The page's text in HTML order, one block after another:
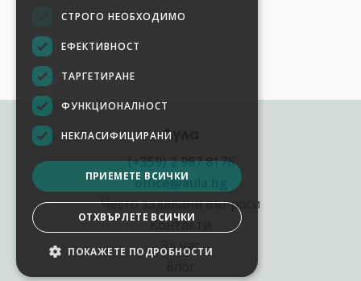
Аула
(+359) 2 987 8176
office@aula.bg
Често задавани въпроси
Контакти
За нас
СТРОГО НЕОБХОДИМО
ЕФЕКТИВНОСТ
ТАРГЕТИРАНЕ
ФУНКЦИОНАЛНОСТ
НЕКЛАСИФИЦИРАНИ
ПРИЕМЕТЕ ВСИЧКИ
ОТХВЪРЛЕТЕ ВСИЧКИ
ПОКАЖЕТЕ ПОДРОБНОСТИ